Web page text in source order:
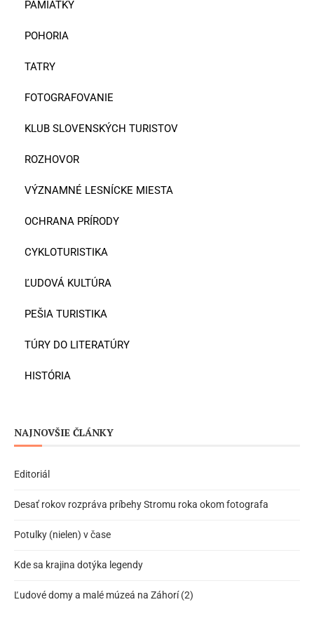
PAMIATKY
POHORIA
TATRY
FOTOGRAFOVANIE
KLUB SLOVENSKÝCH TURISTOV
ROZHOVOR
VÝZNAMNÉ LESNÍCKE MIESTA
OCHRANA PRÍRODY
CYKLOTURISTIKA
ĽUDOVÁ KULTÚRA
PEŠIA TURISTIKA
TÚRY DO LITERATÚRY
HISTÓRIA
NAJNOVŠIE ČLÁNKY
Editoriál
Desať rokov rozpráva príbehy Stromu roka okom fotografa
Potulky (nielen) v čase
Kde sa krajina dotýka legendy
Ľudové domy a malé múzeá na Záhorí (2)